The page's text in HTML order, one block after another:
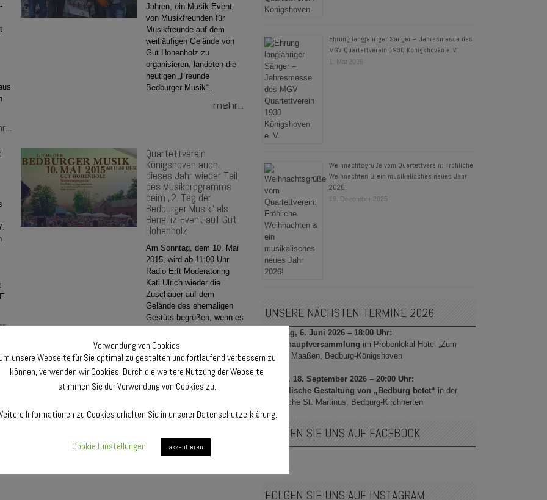
Jahren, ein Musik-Event
von Musikfreunden für
Musikfreunde auf dem
weitläufigen Gelände von
Gut Hohenholz zu
organisieren, landeten die
heutigen „Freunde
Bedburger Musik“...
mehr...
Quartettverein
Königshoven auch
dieses Jahr wieder Teil
des Musikprogramms
beim „2. Tag der
Bedburger Musik“ als
Benefiz-Event auf Gut
Hohenholz
Am Sonntag, dem 10. Mai
2015, wird ab 11:00 Uhr
Radio Erft Moderatoring
Kati Ulrich wieder die
Zuschauer auf dem
Gelände des ehemaligen
Gestüts begrüßen, wenn es
Ehrung langjähriger Sänger – Jahresmesse des
MGV Quartettverein 1930 Königshoven e. V.
1. Mai 2026
Weihnachtsgrüße vom Quartettverein: Fröhliche
Weihnachten & ein musikalisches neues Jahr
2026!
19. Dezember 2025
UNSERE NÄCHSTEN TERMINE 2026
Samstag, 6. Juni 2026 – 18:00 Uhr:
Jahreshauptversammlung im Probenlokal Hotel „Zum
Casino“ Maaßen, Bedburg-Königshoven
Freitag, 18. September 2026 – 20:00 Uhr:
Musikalische Gestaltung von „Bedburg betet“ in der
Pfarrkirche St. Martinus, Bedburg-Kirchherten
FOLGEN SIE UNS AUF FACEBOOK
FOLGEN SIE UNS AUF INSTAGRAM
Verwendung von Cookies
unsere Webseite für Sie optimal zu gestalten und fortlaufend verbessern zu
können, verwenden wir Cookies. Durch die weitere Nutzung der Webseite
stimmen Sie der Verwendung von Cookies zu.
Informationen zu Cookies erhalten Sie in unserer Datenschutzerklärung.
Cookie Einstellungen akzeptieren